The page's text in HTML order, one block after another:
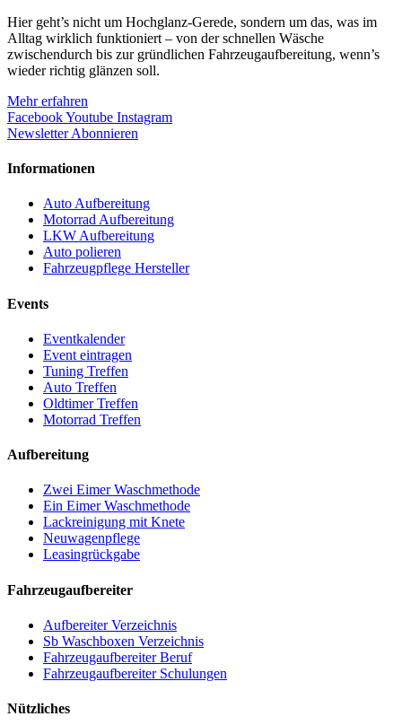
Hier geht’s nicht um Hochglanz-Gerede, sondern um das, was im
Alltag wirklich funktioniert – von der schnellen Wäsche
zwischendurch bis zur gründlichen Fahrzeugaufbereitung, wenn’s
wieder richtig glänzen soll.
Mehr erfahren
FacebookYoutube Instagram
Newsletter Abonnieren
Informationen
Auto Aufbereitung
Motorrad Aufbereitung
LKW Aufbereitung
Auto polieren
Fahrzeugpflege Hersteller
Events
Eventkalender
Event eintragen
Tuning Treffen
Auto Treffen
Oldtimer Treffen
Motorrad Treffen
Aufbereitung
Zwei Eimer Waschmethode
Ein Eimer Waschmethode
Lackreinigung mit Knete
Neuwagenpflege
Leasingrückgabe
Fahrzeugaufbereiter
Aufbereiter Verzeichnis
Sb Waschboxen Verzeichnis
Fahrzeugaufbereiter Beruf
Fahrzeugaufbereiter Schulungen
Nützliches